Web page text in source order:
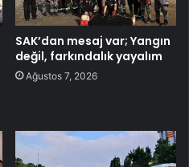
SAK’dan mesaj var; Yangın
değil, farkındalık yayalım
Ağustos 7, 2026